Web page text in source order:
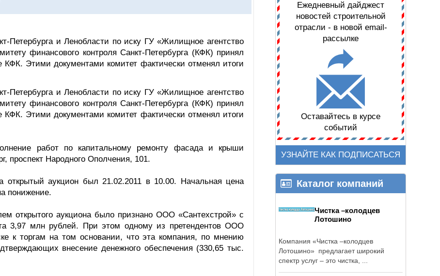
Петербурга и Ленобласти по иску ГУ «Жилищное агентство
финансового контроля Санкт-Петербурга (КФК) принял
Этими документами комитет фактически отменял итоги
Петербурга и Ленобласти по иску ГУ «Жилищное агентство
финансового контроля Санкт-Петербурга (КФК) принял
Этими документами комитет фактически отменял итоги
работ по капитальному ремонту фасада и крыши
проспект Народного Ополчения, 101.
открытый аукцион был 21.02.2011 в 10.00. Начальная цена
понижение.
открытого аукциона было признано ООО «Сантехстрой» с
3,97 млн рублей. При этом одному из претендентов ООО
к торгам на том основании, что эта компания, по мнению
внесение денежного обеспечения (330,65 тыс.
Ежедневный дайджест
новостей строительной
отрасли - в новой email-
рассылке
Оставайтесь в курсе
событий
УЗНАЙТЕ КАК ПОДПИСАТЬСЯ
Каталог компаний
Чистка –колодцев
Лотошино
Компания «Чистка –колодцев
Лотошино» предлагает широкий
спектр услуг – это чистка, ...